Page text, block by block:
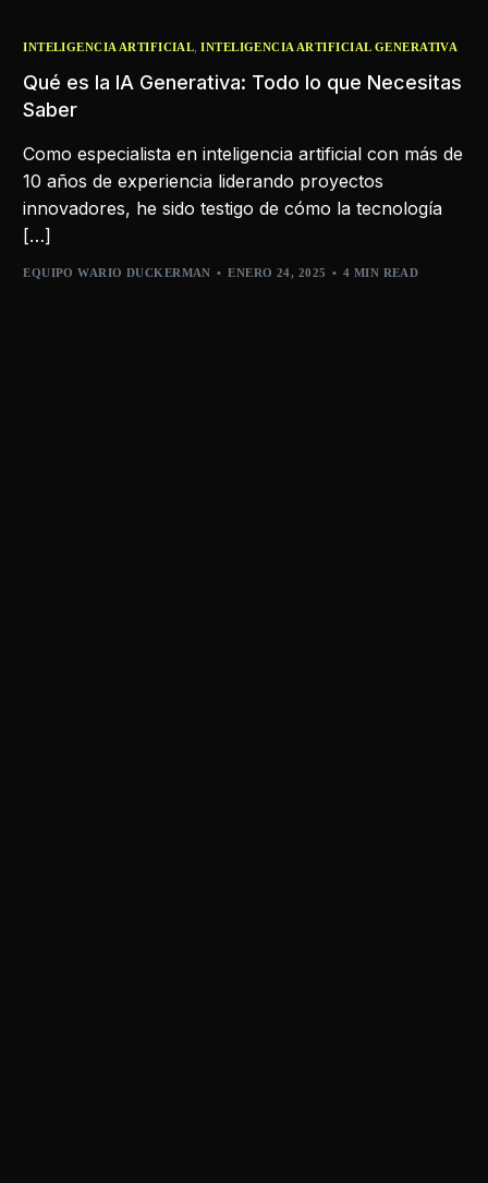
INTELIGENCIA ARTIFICIAL,INTELIGENCIA ARTIFICIAL GENERATIVA
Qué es la IA Generativa: Todo lo que Necesitas
Saber
Como especialista en inteligencia artificial con más de
10 años de experiencia liderando proyectos
innovadores, he sido testigo de cómo la tecnología
[…]
EQUIPO WARIO DUCKERMAN ENERO 24, 2025 4 MIN READ